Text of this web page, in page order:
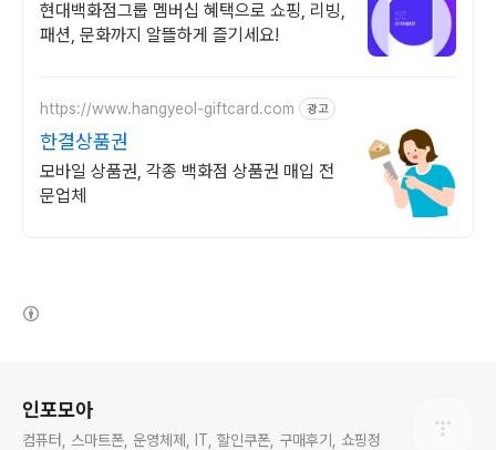
천 포인트 적립
현대백화점그룹 멤버십 혜택으로 쇼핑, 리빙,
패션, 문화까지 알뜰하게 즐기세요!
https://www.hangyeol-giftcard.com 광고
한결상품권
모바일 상품권, 각종 백화점 상품권 매입 전
문업체
인포모아
컴퓨터, 스마트폰, 운영체제, IT, 할인쿠폰, 구매후기, 쇼핑정